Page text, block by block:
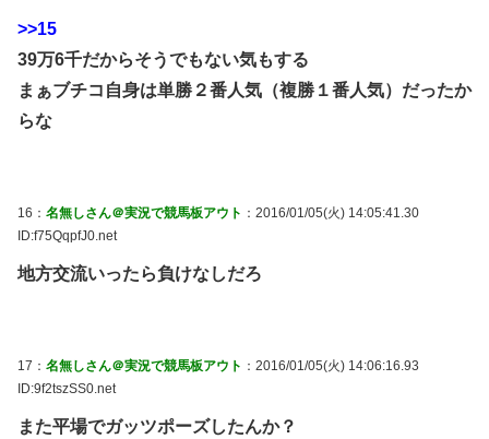
>>15
39万6千だからそうでもない気もする
まぁブチコ自身は単勝２番人気（複勝１番人気）だったか
らな
16： 名無しさん＠実況で競馬板アウト ：2016/01/05(火) 14:05:41.30
ID:f75QqpfJ0.net
地方交流いったら負けなしだろ
17： 名無しさん＠実況で競馬板アウト ：2016/01/05(火) 14:06:16.93
ID:9f2tszSS0.net
また平場でガッツポーズしたんか？